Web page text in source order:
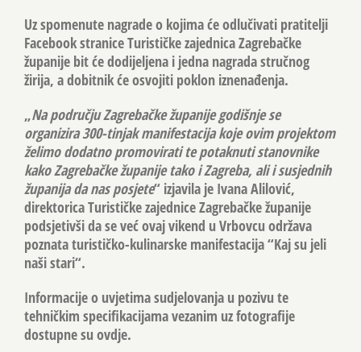
Uz spomenute nagrade o kojima će odlučivati pratitelji
Facebook stranice Turističke zajednica Zagrebačke
županije bit će dodijeljena i jedna nagrada stručnog
žirija, a dobitnik će osvojiti poklon iznenađenja.
„Na području Zagrebačke županije godišnje se
organizira 300-tinjak manifestacija koje ovim projektom
želimo dodatno promovirati te potaknuti stanovnike
kako Zagrebačke županije tako i Zagreba, ali i susjednih
županija da nas posjete“ izjavila je Ivana Alilović,
direktorica Turističke zajednice Zagrebačke županije
podsjetivši da se već ovaj vikend u Vrbovcu održava
poznata turističko-kulinarske manifestacija “Kaj su jeli
naši stari“.
Informacije o uvjetima sudjelovanja u pozivu te
tehničkim specifikacijama vezanim uz fotografije
dostupne su ovdje.